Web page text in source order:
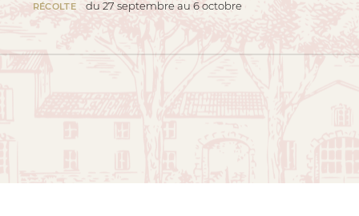
RÉCOLTE du 27 septembre au 6 octobre